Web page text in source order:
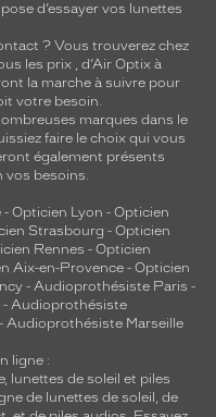
d’essayer vos lunettes
? Vous trouverez chez
les prix , d’Air Optix à
la marche à suivre pour
votre besoin.
marques dans le
faire le choix qui vous
également présents
vos besoins.
- Opticien Lyon - Opticien
Strasbourg - Opticien
Rennes - Opticien
Aix-en-Provence - Opticien
- Audioprothésiste Paris -
- Audioprothésiste
- Audioprothésiste Marseille
ligne :
, lunettes de soleil et piles
de lunettes de soleil, de